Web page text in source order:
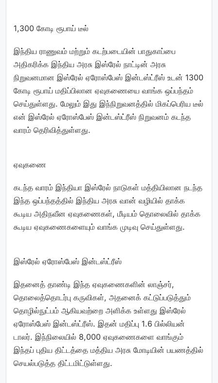
1,300 கோடி ரூபாய் டீல்
இந்திய ராணுவம் மற்றும் கடற்படையின் பாதுகாப்பை
அதிகரிக்க இந்திய அரசு இஸ்ரேல் நாட்டின் அரசு
நிறுவனமான இஸ்ரேல் ஏரோஸ்பேஸ் இன்டஸ்ட்ரீஸ் உடன் 1300
கோடி ரூபாய் மதிப்பிலான ஏவுகணையை வாங்க ஒப்பந்தம்
செய்துள்ளது. மேலும் இது இந்நிறுவனத்தில் மிகப்பெரிய டீல்
என் இஸ்ரேல் ஏரோஸ்பேஸ் இன்டஸ்ட்ரீஸ் நிறுவனம் கடந்த
வாரம் தெரிவித்துள்ளது.
ஏவுகணை
கடந்த வாரம் இந்தியா இஸ்ரேல் நாடுகள் மத்தியிலான நடந்த
இந்த ஒப்பந்தத்தில் இந்திய அரசு வான் வழியில் தாக்க
கூடிய அதிநவீன ஏவுகணைகள், மீடியம் தொலைவில் தாக்க
கூடிய ஏவுகணைகளையும் வாங்க முடிவு செய்துள்ளது.
இஸ்ரேல் ஏரோஸ்பேஸ் இன்டஸ்ட்ரீஸ்
இதனைத் தாண்டி இந்த ஏவுகணைகளின் லாஞ்சர்,
தொலைத்தொடர்பு கருவிகள், அதனைக் கட்டுப்படுத்தும்
தொழில்நுட்பம் ஆகியவற்றை அளிக்க உள்ளது இஸ்ரேல்
ஏரோஸ்பேஸ் இன்டஸ்ட்ரீஸ். இதன் மதிப்பு 1.6 பில்லியன்
டாலர். இந்நிலையில் 8,000 ஏவுகணைகளை வாங்கும்
இந்தப் புதிய திட்டத்தை மத்திய அரசு மோடியின் பயணத்தில்
செயல்படுத்த திட்டமிட்டுள்ளது.